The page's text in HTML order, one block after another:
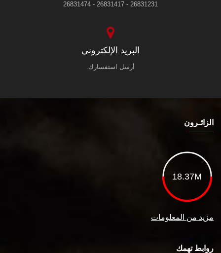
26831231 - 26831417 - 26831474
البريد الإلكتروني
أرسل استفسارك.
الزائـرون
18.37M
مزيد من المعلومات
روابط تهمك